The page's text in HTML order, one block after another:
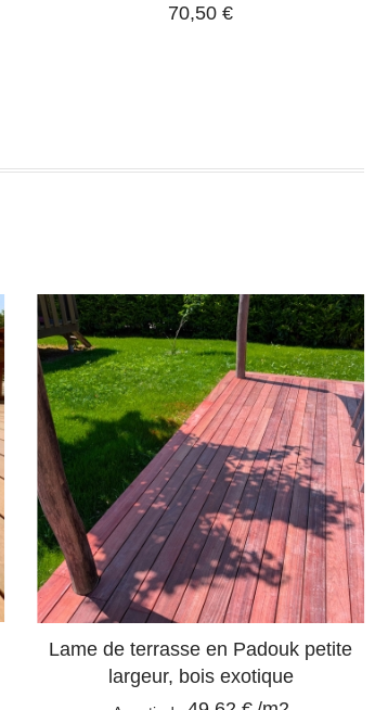
70,50 €
Lame de terrasse en Padouk petite
largeur, bois exotique